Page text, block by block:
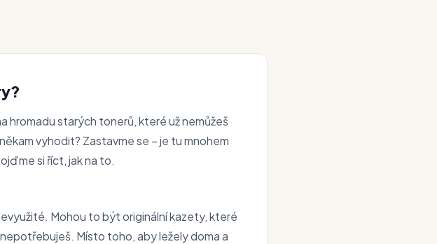
hromadu starých tonerů, které už nemůžeš
vyhodit? Zastavme se – je tu mnohem
si říct, jak na to.
Mohou to být originální kazety, které
Místo toho, aby ležely doma a